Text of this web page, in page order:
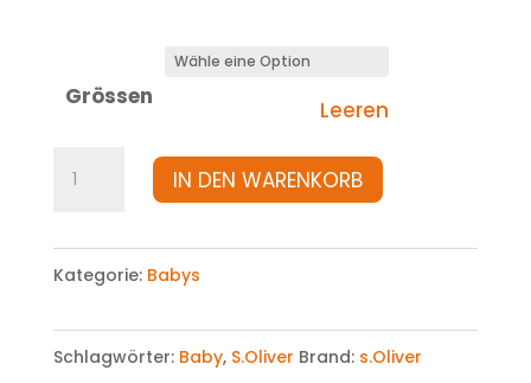
Grössen
Leeren
Shirt
IN DEN WARENKORB
Kategorie: Babys
Schlagwörter: Baby, S.Oliver Brand: s.Oliver